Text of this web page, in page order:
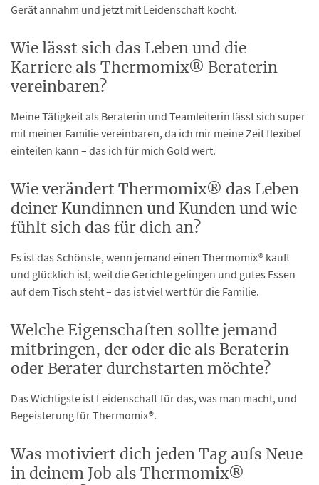
Gerät annahm und jetzt mit Leidenschaft kocht.
Wie lässt sich das Leben und die
Karriere als Thermomix® Beraterin
vereinbaren?
Meine Tätigkeit als Beraterin und Teamleiterin lässt sich super
mit meiner Familie vereinbaren, da ich mir meine Zeit flexibel
einteilen kann – das ich für mich Gold wert.
Wie verändert Thermomix® das Leben
deiner Kundinnen und Kunden und wie
fühlt sich das für dich an?
Es ist das Schönste, wenn jemand einen Thermomix® kauft
und glücklich ist, weil die Gerichte gelingen und gutes Essen
auf dem Tisch steht – das ist viel wert für die Familie.
Welche Eigenschaften sollte jemand
mitbringen, der oder die als Beraterin
oder Berater durchstarten möchte?
Das Wichtigste ist Leidenschaft für das, was man macht, und
Begeisterung für Thermomix®.
Was motiviert dich jeden Tag aufs Neue
in deinem Job als Thermomix®